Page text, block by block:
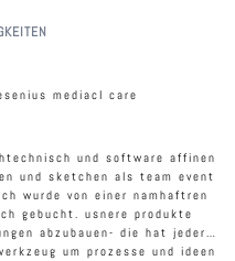
und software affinen
und sketchen als team event
wurde von einer namhaftren
gebucht. usnere produkte
abzubauen- die hat jeder…
um prozesse und ideen